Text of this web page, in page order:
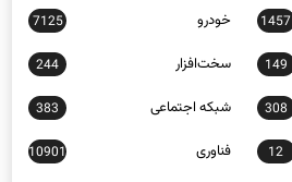
1457 خودرو 7125
149 سخت‌افزار 244
308 شبكه اجتماعی 383
12 فناوری 10901